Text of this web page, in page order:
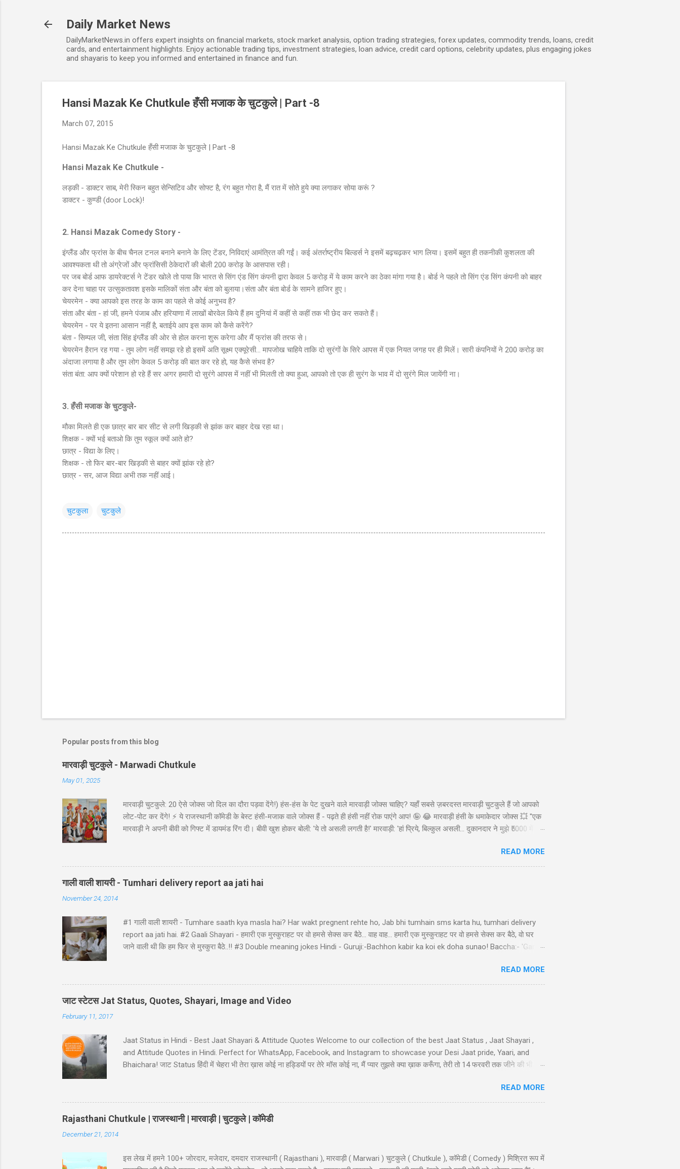
Daily Market News
DailyMarketNews.in offers expert insights on financial markets, stock market analysis, option trading strategies, forex updates, commodity trends, loans, credit
cards, and entertainment highlights. Enjoy actionable trading tips, investment strategies, loan advice, credit card options, celebrity updates, plus engaging jokes
and shayaris to keep you informed and entertained in finance and fun.
Hansi Mazak Ke Chutkule हँसी मजाक के चुटकुले | Part -8
March 07, 2015
Hansi Mazak Ke Chutkule हँसी मजाक के चुटकुले | Part -8
Hansi Mazak Ke Chutkule -
लड़की - डाक्टर साब, मेरी स्किन बहुत सेन्सिटिव और सोफ्ट है, रंग बहुत गोरा है, मैं रात में सोते हुये क्या लगाकर सोया करूं ?
डाक्टर - कुण्डी (door Lock)!
2. Hansi Mazak Comedy Story -
इंग्लैंड और फ्रांस के बीच चैनल टनल बनाने बनाने के लिए टेंडर, निविदाएं आमंत्रित की गईं। कई अंतर्राष्ट्रीय बिल्डर्स ने इसमें बढ़चढ़कर भाग लिया। इसमें बहुत ही तकनीकी कुशलता की
आवश्यकता थी तो अंग्रेजों और फ्रांसिसी ठेकेदारों की बोली 200 करोड़ के आसपास रही।
पर जब बोर्ड आफ डायरेक्टर्स ने टेंडर खोले तो पाया कि भारत से सिंग एंड सिंग कंपनी द्वारा केवल 5 करोड़ में ये काम करने का ठेका मांगा गया है। बोर्ड ने पहले तो सिंग एंड सिंग कंपनी को बाहर
कर देना चाहा पर उत्सुकतावश इसके मालिकों संता और बंता को बुलाया।संता और बंता बोर्ड के सामने हाजिर हुए।
चेयरमेन - क्या आपको इस तरह के काम का पहले से कोई अनुभव है?
संता और बंता - हां जी, हमने पंजाब और हरियाणा में लाखों बोरवेल किये हैं हम दुनियां में कहीं से कहीं तक भी छेद कर सकते हैं।
चेयरमेन - पर ये इतना आसान नहीं है, बताईये आप इस काम को कैसे करेंगे?
बंता - सिम्पल जी, संता सिंह इंग्लैंड की ओर से होल करना शुरू करेगा और मैं फ्रांस की तरफ से।
चेयरमेन हैरान रह गया - तुम लोग नहीं समझ रहे हो इसमें अति सूक्ष्म एक्यूरेसी... मापजोख चाहिये ताकि दो सुरंगों के सिरे आपस में एक नियत जगह पर ही मिलें। सारी कंपनियों ने 200 करोड़ का
अंदाजा लगाया है और तुम लोग केवल 5 करोड़ की बात कर रहे हो, यह कैसे संभव है?
संता बंता: आप क्यों परेशान हो रहे हैं सर अगर हमारी दो सुरंगे आपस में नहीं भी मिलती तो क्या हुआ, आपको तो एक ही सुरंग के भाव में दो सुरंगे मिल जायेंगी ना।
3. हँसी मजाक के चुटकुले-
मौका मिलते ही एक छात्र बार बार सीट से लगी खिड़की से झांक कर बाहर देख रहा था।
शिक्षक - क्यों भई बताओ कि तुम स्कूल क्यों आते हो?
छात्र - विद्या के लिए।
शिक्षक - तो फिर बार-बार खिड़की से बाहर क्यों झांक रहे हो?
छात्र - सर, आज विद्या अभी तक नहीं आई।
चुटकुला चुटकुले
Popular posts from this blog
मारवाड़ी चुटकुले - Marwadi Chutkule
May 01, 2025
मारवाड़ी चुटकुले: 20 ऐसे जोक्स जो दिल का दौरा पड़वा देंगे!) हंस-हंस के पेट दुखने वाले मारवाड़ी जोक्स चाहिए? यहाँ सबसे ज़बरदस्त मारवाड़ी चुटकुले हैं जो आपको
लोट-पोट कर देंगे! ⚡ ये राजस्थानी कॉमेडी के बेस्ट हंसी-मजाक वाले जोक्स हैं - पढ़ते ही हंसी नहीं रोक पाएंगे आप! 🤪 😂 मारवाड़ी हंसी के धमाकेदार जोक्स 💥 "एक
मारवाड़ी ने अपनी बीवी को गिफ्ट में डायमंड रिंग दी। बीवी खुश होकर बोली: 'ये तो असली लगती है!' मारवाड़ी: 'हां प्रिये, बिल्कुल असली... दुकानदार ने मुझे ₹5000 में
गाड़ी ₹5,000 में बेच दी! पापा: पर वो तो ₹50,000 की थी! बेटा: हां पापा, इसीलिए तो ₹10,000 कमाए... ₹45,000 तो मैंने अपने पास रख लिए! 😜" Copy "मारवाड़ी पति ने
पत्नी को ₹5000 दिए और कहा: 'प्रिये, इन पैसों से खुद के लिए कुछ खरीद...
READ MORE
गाली वाली शायरी - Tumhari delivery report aa jati hai
November 24, 2014
#1 गाली वाली शायरी - Tumhare saath kya masla hai? Har wakt pregnent rehte ho, Jab bhi tumhain sms karta hu, tumhari delivery
report aa jati hai. #2 Gaali Shayari - हमारी एक मुस्कुराहट पर वो हमसे सेक्स कर बैठे... वाह वाह... हमारी एक मुस्कुराहट पर वो हमसे सेक्स कर बैठे, वो घर
जाने वाली थी कि हम फिर से मुस्कुरा बैठे..!! #3 Double meaning jokes Hindi - Guruji:-Bachhon kabir ka koi ek doha sunao! Baccha:- 'Ganga
Hindi - Divorse ke baad husband: "bacha mera hai" Wife: wah ji wah! baratan mera,dudh mera thodasa nimbu kya nichod diya,
pura panir tera....chal nikal. #5 Gali Shayari - तुम आरजू तो करो मोहब्बत की, हम इतने भी गरीब नहीं कि... तुम आरजू तो करो मोहब्बत की, हम इतने भी गरीब
नहीं कि… कमरे का जुगाड़ भी ना कर सकें! #6 Gali wali shayari - Ishq k sahare jiya nahi karte, Gum k pyalo ko piya nahi ka...
READ MORE
जाट स्टेटस Jat Status, Quotes, Shayari, Image and Video
February 11, 2017
Jaat Status in Hindi - Best Jaat Shayari & Attitude Quotes Welcome to our collection of the best Jaat Status , Jaat Shayari ,
and Attitude Quotes in Hindi. Perfect for WhatsApp, Facebook, and Instagram to showcase your Desi Jaat pride, Yaari, and
Bhaichara! जाट Status हिंदी में चेहरा भी तेरा ख़ास कोई ना हड्डियों पर तेरे मॉस कोई ना, मैं प्यार तुझसे क्या ख़ाक करूँगा, तेरी तो 14 फरवरी तक जीने की भी
इतना किसी के बाप मेँ दम नही..!! 39-Jaat-Jat-Jatt !! Jaat Fan Status जिन कामा पै सरकारी बैन है, जाट उन कामा का फैन है..!! 40-Jaat-Jat-Jatt !!
Jaat Attitude Status अंदाज़ कुछ अलग सै हम जाटो...
READ MORE
Rajasthani Chutkule | राजस्थानी | मारवाड़ी | चुटकुले | कॉमेडी
December 21, 2014
इस लेख में हमने 100+ जोरदार, मजेदार, दमदार राजस्थानी ( Rajasthani ), मारवाड़ी ( Marwari ) चुटकुले ( Chutkule ), कॉमेडी ( Comedy ) मिश्रित रूप में